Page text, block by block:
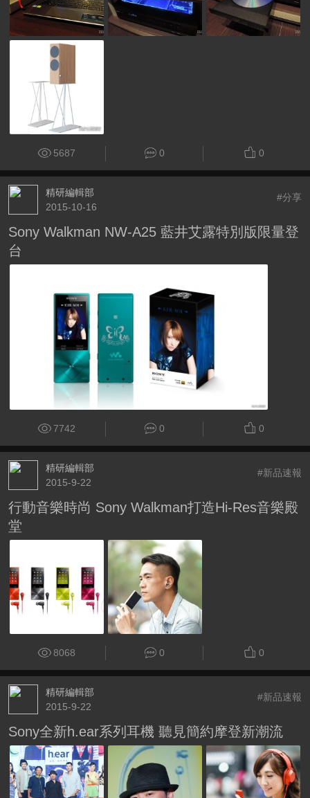
5687 0 0
精研編輯部
2015-10-16
#分享
Sony Walkman NW-A25 藍井艾露特別版限量登
台
7742 0 0
精研編輯部
2015-9-22
#新品速報
行動音樂時尚 Sony Walkman打造Hi-Res音樂殿
堂
8068 0 0
精研編輯部
2015-9-22
#新品速報
Sony全新h.ear系列耳機 聽見簡約摩登新潮流